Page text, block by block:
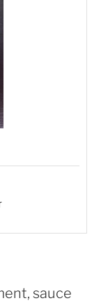
sauce